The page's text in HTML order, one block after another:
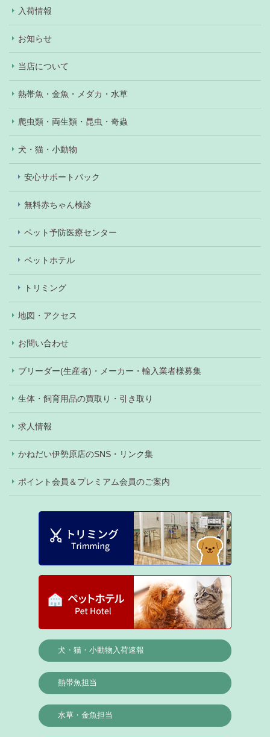
入荷情報
お知らせ
当店について
熱帯魚・金魚・メダカ・水草
爬虫類・両生類・昆虫・奇蟲
犬・猫・小動物
安心サポートパック
無料赤ちゃん検診
ペット予防医療センター
ペットホテル
トリミング
地図・アクセス
お問い合わせ
ブリーダー(生産者)・メーカー・輸入業者様募集
生体・飼育用品の買取り・引き取り
求人情報
かねだい伊勢原店のSNS・リンク集
ポイント会員＆プレミアム会員のご案内
犬・猫・小動物入荷速報
熱帯魚担当
水草・金魚担当